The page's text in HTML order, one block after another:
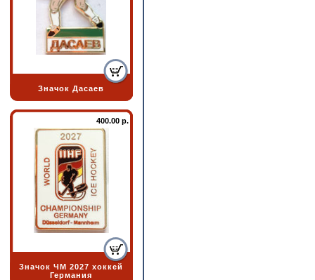
Значок Дасаев
400.00 р.
Значок ЧМ 2027 хоккей
Германия